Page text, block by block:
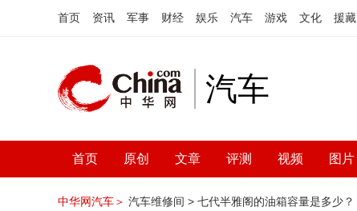
首页 资讯 军事 财经 娱乐 汽车 游戏 文化 援藏
汽车
首页 原创 文章 评测 视频 图片
中华网汽车＞ 汽车维修间 > 七代半雅阁的油箱容量是多少？